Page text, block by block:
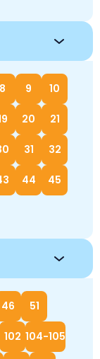
8 9 10
20 21
31 32
44 45
46 51
102 104-105